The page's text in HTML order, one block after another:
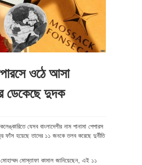
ওঠে আসা
ডেকেছে দুদক
যেসব বাংলাদেশীর নাম পানামা পেপারস
ফাঁস হয়েছে তাদের ১১ জনকে তলব করেছে দুর্নীতি
মোস্তাফা কামাল জানিয়েছেন, এই ১১